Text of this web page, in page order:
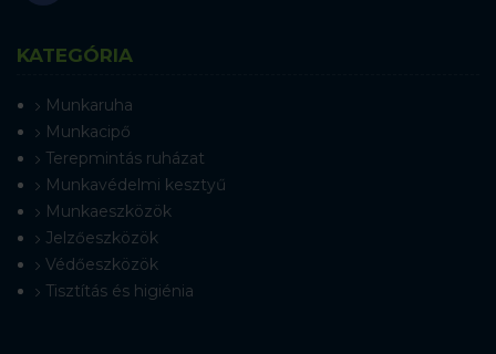
KATEGÓRIA
Munkaruha
Munkacipő
Terepmintás ruházat
Munkavédelmi kesztyű
Munkaeszközök
Jelzőeszközök
Védőeszközök
Tisztítás és higiénia